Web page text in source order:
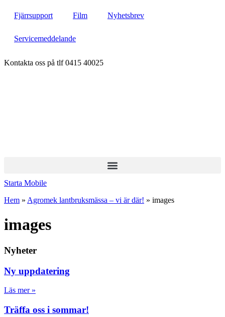
Fjärrsupport Film Nyhetsbrev
Servicemeddelande
Kontakta oss på tlf 0415 40025
Starta Mobile
Hem » Agromek lantbruksmässa – vi är där! » images
images
Nyheter
Ny uppdatering
Läs mer »
Träffa oss i sommar!